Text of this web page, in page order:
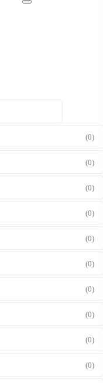
Toggle
(0)
(0)
(0)
(0)
(0)
(0)
(0)
(0)
(0)
(0)